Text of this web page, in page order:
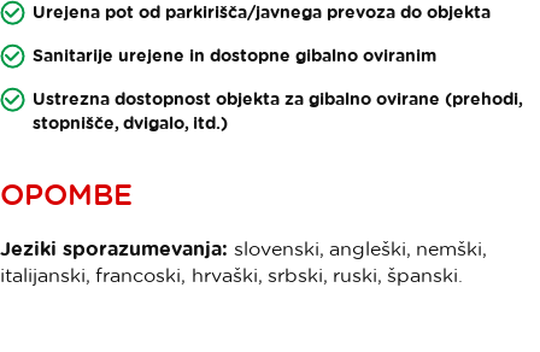
Urejena pot od parkirišča/javnega prevoza do objekta
Sanitarije urejene in dostopne gibalno oviranim
Ustrezna dostopnost objekta za gibalno ovirane (prehodi,
stopnišče, dvigalo, itd.)
OPOMBE
Jeziki sporazumevanja: slovenski, angleški, nemški,
italijanski, francoski, hrvaški, srbski, ruski, španski.